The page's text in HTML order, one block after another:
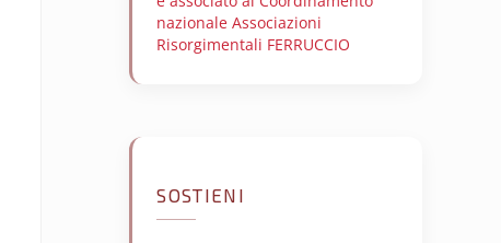
nazionale Associazioni
Risorgimentali FERRUCCIO
SOSTIENI